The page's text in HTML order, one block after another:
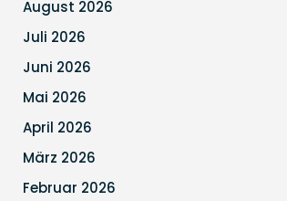
August 2026
Juli 2026
Juni 2026
Mai 2026
April 2026
März 2026
Februar 2026